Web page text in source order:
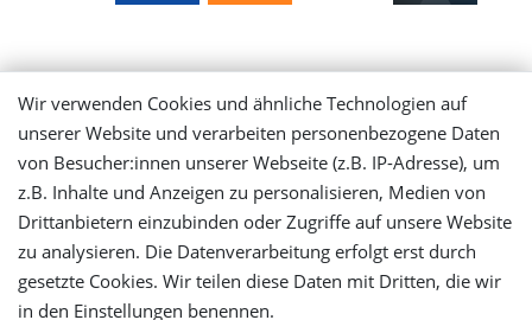
Mein Konto
Login
Registrieren
Versandinformationen
Wir verwenden Cookies und ähnliche Technologien auf
unserer Website und verarbeiten personenbezogene Daten
von Besucher:innen unserer Webseite (z.B. IP-Adresse), um
z.B. Inhalte und Anzeigen zu personalisieren, Medien von
Drittanbietern einzubinden oder Zugriffe auf unsere Website
zu analysieren. Die Datenverarbeitung erfolgt erst durch
gesetzte Cookies. Wir teilen diese Daten mit Dritten, die wir
in den Einstellungen benennen.